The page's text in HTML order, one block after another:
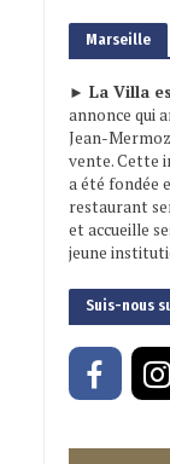
Marseille
► La Villa
annonce qui
Jean-
vente. Cette
a été fondée
restaurant
et accueille
jeune
Suis-nous